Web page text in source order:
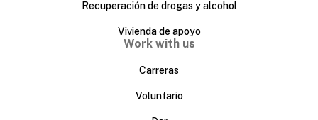
Recuperación de drogas y alcohol
Vivienda de apoyo
Work with us
Carreras
Voluntario